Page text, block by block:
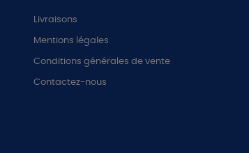
Livraisons
Mentions légales
Conditions générales de vente
Contactez-nous